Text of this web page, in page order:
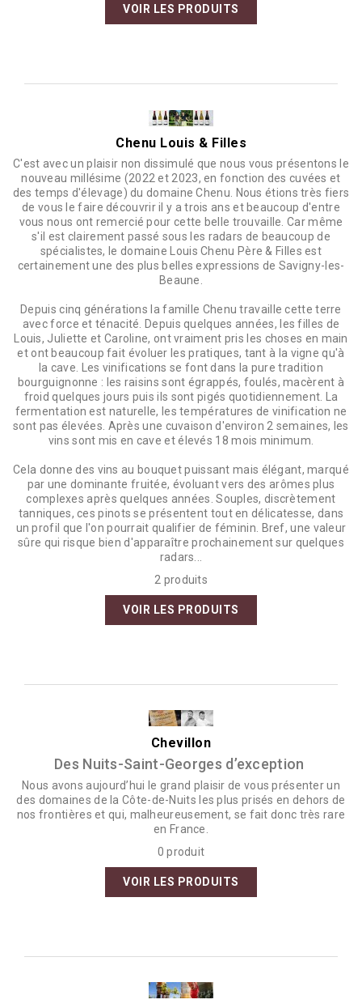
VOIR LES PRODUITS
Chenu Louis & Filles
C'est avec un plaisir non dissimulé que nous vous présentons le
nouveau millésime (2022 et 2023, en fonction des cuvées et
des temps d'élevage) du domaine Chenu. Nous étions très fiers
de vous le faire découvrir il y a trois ans et beaucoup d'entre
vous nous ont remercié pour cette belle trouvaille. Car même
s'il est clairement passé sous les radars de beaucoup de
spécialistes, le domaine Louis Chenu Père & Filles est
certainement une des plus belles expressions de Savigny-les-
Beaune.
Depuis cinq générations la famille Chenu travaille cette terre
avec force et ténacité. Depuis quelques années, les filles de
Louis, Juliette et Caroline, ont vraiment pris les choses en main
et ont beaucoup fait évoluer les pratiques, tant à la vigne qu'à
la cave. Les vinifications se font dans la pure tradition
bourguignonne : les raisins sont égrappés, foulés, macèrent à
froid quelques jours puis ils sont pigés quotidiennement. La
fermentation est naturelle, les températures de vinification ne
sont pas élevées. Après une cuvaison d'environ 2 semaines, les
vins sont mis en cave et élevés 18 mois minimum.
Cela donne des vins au bouquet puissant mais élégant, marqué
par une dominante fruitée, évoluant vers des arômes plus
complexes après quelques années. Souples, discrètement
tanniques, ces pinots se présentent tout en délicatesse, dans
un profil que l'on pourrait qualifier de féminin. Bref, une valeur
sûre qui risque bien d'apparaître prochainement sur quelques
radars...
2 produits
VOIR LES PRODUITS
Chevillon
Des Nuits-Saint-Georges d’exception
Nous avons aujourd’hui le grand plaisir de vous présenter un
des domaines de la Côte-de-Nuits les plus prisés en dehors de
nos frontières et qui, malheureusement, se fait donc très rare
en France.
0 produit
VOIR LES PRODUITS